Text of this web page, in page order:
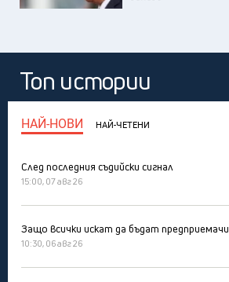
Топ истории
НАЙ-НОВИ НАЙ-ЧЕТЕНИ
След последния съдийски сигнал
15:00, 07 авг 26
Защо всички искат да бъдат предприемачи
10:30, 06 авг 26